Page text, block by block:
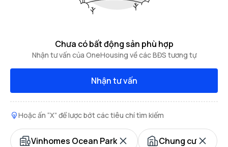
Chưa có bất động sản phù hợp
Nhận tư vấn của OneHousing về các BĐS tương tự
Nhận tư vấn
Hoặc ấn “X” để lược bớt các tiêu chí tìm kiếm
Vinhomes Ocean Park Chung cư